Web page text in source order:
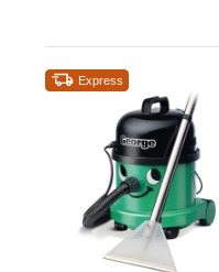
Express